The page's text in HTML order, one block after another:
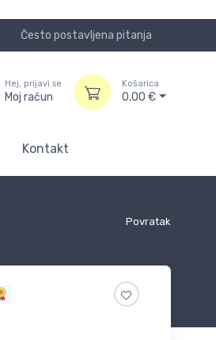
Često postavljena pitanja
Hej, prijavi se
Moj račun
Košarica
0,00 €
Kontakt
Povratak